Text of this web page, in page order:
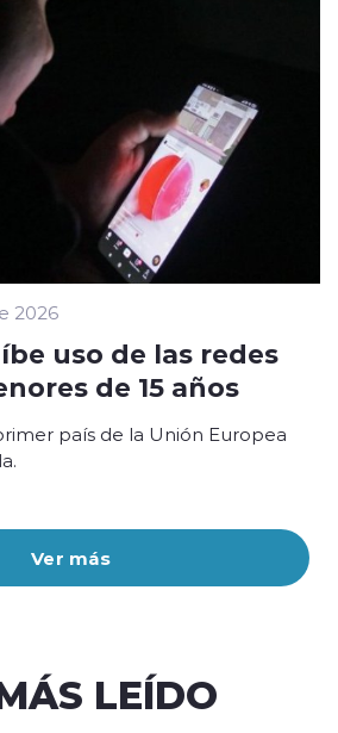
Ver más
2026
uso de las redes
de 15 años
país de la Unión Europea
LEÍDO